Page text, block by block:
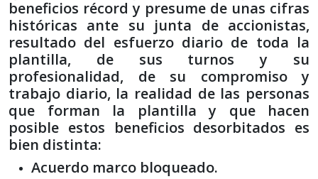
beneficios récord y presume de unas cifras
históricas ante su junta de accionistas,
resultado del esfuerzo diario de toda la
plantilla, de sus turnos y su
profesionalidad, de su compromiso y
trabajo diario, la realidad de las personas
que forman la plantilla y que hacen
posible estos beneficios desorbitados es
bien distinta:
Acuerdo marco bloqueado.